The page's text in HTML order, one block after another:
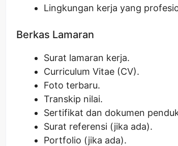
Lingkungan kerja yang
Berkas Lamaran
Surat lamaran kerja.
Curriculum Vitae (CV).
Foto terbaru.
Transkip nilai.
Sertifikat dan dokumen
Surat referensi (jika ada).
Portfolio (jika ada).